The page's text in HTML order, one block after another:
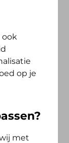
pgb. Je kunt
zijn
ook
op je
met